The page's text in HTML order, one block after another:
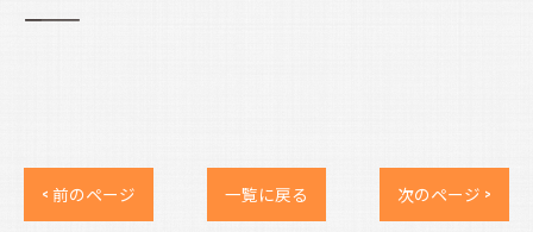
――――――――――
< 前のページ 一覧に戻る 次のページ >